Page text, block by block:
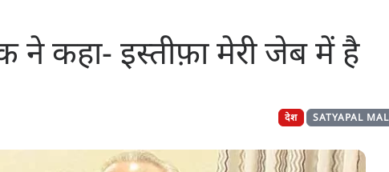
ने कहा- इस्तीफ़ा मेरी जेब में है
SATYAPAL
देश